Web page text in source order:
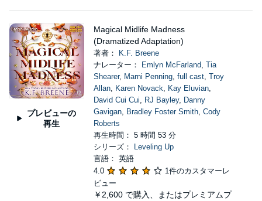
プレビューの
再生
Magical Midlife Madness
(Dramatized Adaptation)
著者：
K.F. Breene
ナレーター：
Emlyn McFarland, Tia
Shearer, Marni Penning, full cast, Troy
Allan, Karen Novack, Kay Eluvian,
David Cui Cui, RJ Bayley, Danny
Gavigan, Bradley Foster Smith, Cody
Roberts
再生時間： 5 時間 53 分
シリーズ：
Leveling Up
言語： 英語
4.0
1件のカスタマーレ
ビュー
￥2,600 で購入、またはプレミアムプ